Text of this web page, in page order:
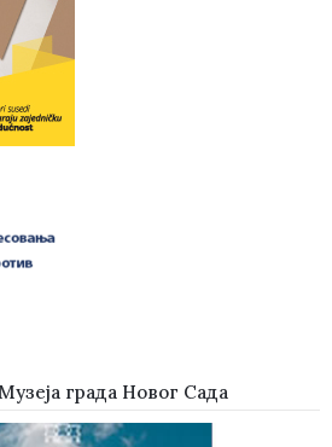
града Новог Сада